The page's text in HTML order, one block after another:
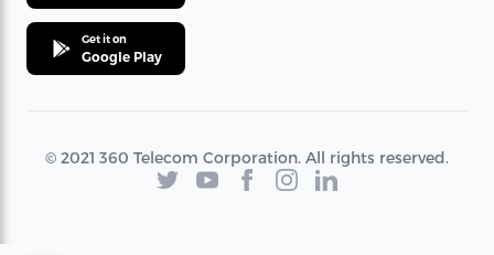
Get it on
Google Play
© 2021 360 Telecom Corporation. All rights reserved.